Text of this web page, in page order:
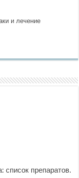
и лечение
список препаратов.